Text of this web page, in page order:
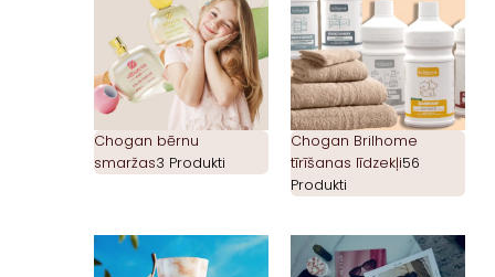
Chogan bērnu
smaržas3 Produkti
Chogan Brilhome
tīrīšanas līdzekļi56
Produkti